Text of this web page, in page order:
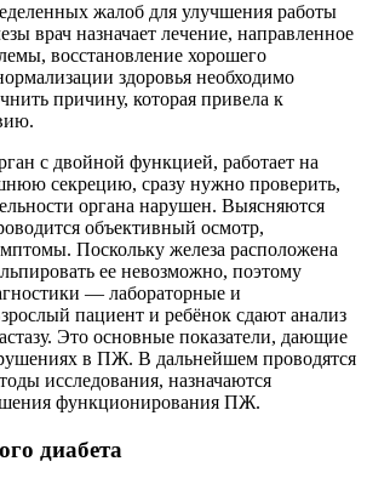
жалоб для улучшения работы
врач назначает лечение, направленное
восстановление хорошего
здоровья необходимо
причину, которая привела к
с двойной функцией, работает на
секрецию, сразу нужно проверить,
органа нарушен. Выясняются
объективный осмотр,
Поскольку железа расположена
ее невозможно, поэтому
— лабораторные и
пациент и ребёнок сдают анализ
Это основные показатели, дающие
в ПЖ. В дальнейшем проводятся
исследования, назначаются
функционирования ПЖ.
диабета